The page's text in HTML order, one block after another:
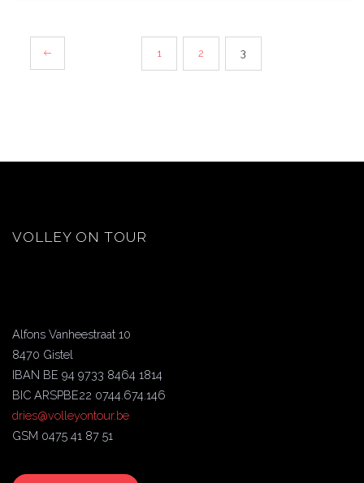
BERICHTNAVIGATIE
1 2 3
VOLLEY ON TOUR
Alfons Vanheestraat 10
8470 Gistel
IBAN BE 94 9733 8464 1814
BIC ARSPBE22 0744.674.146
dries@volleyontour.be
GSM 0475 41 87 51